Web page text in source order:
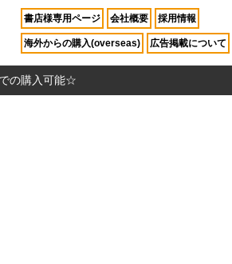
書店様専用ページ 会社概要 採用情報
海外からの購入(overseas) 広告掲載について
の購入可能☆